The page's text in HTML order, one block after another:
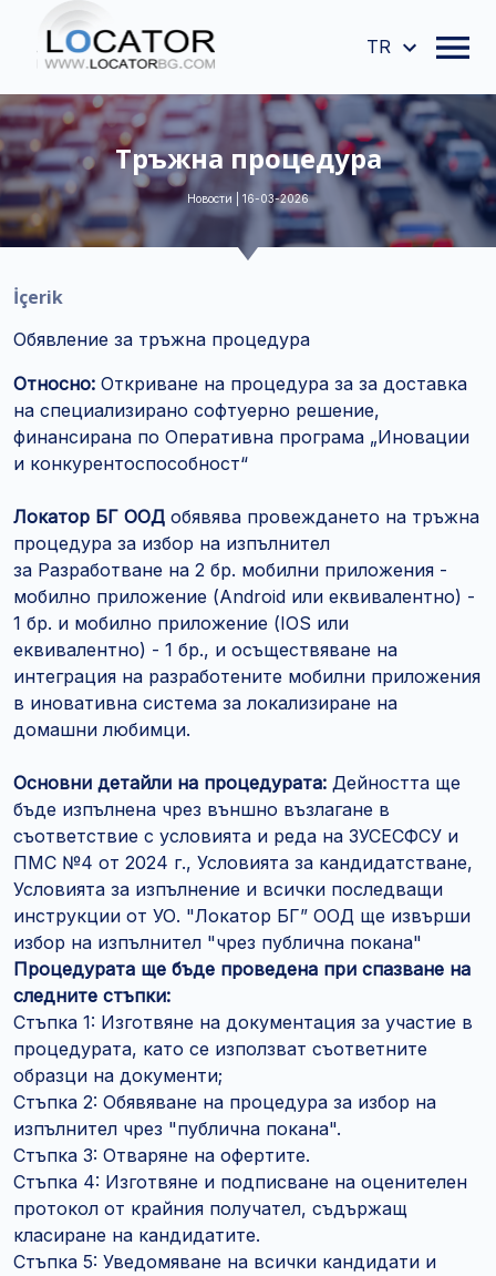
TR
Тръжна процедура
Новости | 16-03-2026
İçerik
Обявление за тръжна процедура
Относно: Откриване на процедура за за доставка
на специализирано софтуерно решение,
финансирана по Оперативна програма „Иновации
и конкурентоспособност“
Локатор БГ ООД обявява провеждането на тръжна
процедура за избор на изпълнител
за Разработване на 2 бр. мобилни приложения -
мобилно приложение (Android или еквивалентно) -
1 бр. и мобилно приложение (IOS или
еквивалентно) - 1 бр., и осъществяване на
интеграция на разработените мобилни приложения
в иновативна система за локализиране на
домашни любимци.
Основни детайли на процедурата: Дейността ще
бъде изпълнена чрез външно възлагане в
съответствие с условията и реда на ЗУСЕСФСУ и
ПМС №4 от 2024 г., Условията за кандидатстване,
Условията за изпълнение и всички последващи
инструкции от УО. "Локатор БГ” ООД ще извърши
избор на изпълнител "чрез публична покана"
Процедурата ще бъде проведена при спазване на
следните стъпки:
Стъпка 1: Изготвяне на документация за участие в
процедурата, като се използват съответните
образци на документи;
Стъпка 2: Обявяване на процедура за избор на
изпълнител чрез "публична покана".
Стъпка 3: Отваряне на офертите.
Стъпка 4: Изготвяне и подписване на оценителен
протокол от крайния получател, съдържащ
класиране на кандидатите.
Стъпка 5: Уведомяване на всички кандидати и